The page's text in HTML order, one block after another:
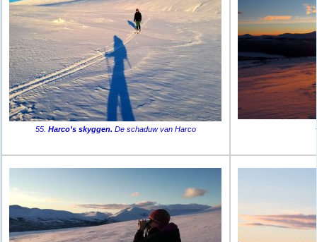
55. Harco’s skyggen. De schaduw van Harco